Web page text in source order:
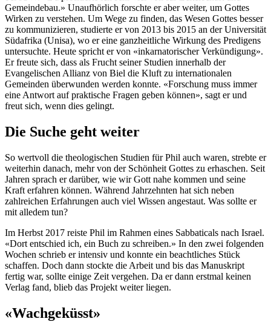
Gemeindebau.» Unaufhörlich forschte er aber weiter, um Gottes
Wirken zu verstehen. Um Wege zu finden, das Wesen Gottes besser
zu kommunizieren, studierte er von 2013 bis 2015 an der Universität
Südafrika (Unisa), wo er eine ganzheitliche Wirkung des Predigens
untersuchte. Heute spricht er von «inkarnatorischer Verkündigung».
Er freute sich, dass als Frucht seiner Studien innerhalb der
Evangelischen Allianz von Biel die Kluft zu internationalen
Gemeinden überwunden werden konnte. «Forschung muss immer
eine Antwort auf praktische Fragen geben können», sagt er und
freut sich, wenn dies gelingt.
Die Suche geht weiter
So wertvoll die theologischen Studien für Phil auch waren, strebte er
weiterhin danach, mehr von der Schönheit Gottes zu erhaschen. Seit
Jahren sprach er darüber, wie wir Gott nahe kommen und seine
Kraft erfahren können. Während Jahrzehnten hat sich neben
zahlreichen Erfahrungen auch viel Wissen angestaut. Was sollte er
mit alledem tun?
Im Herbst 2017 reiste Phil im Rahmen eines Sabbaticals nach Israel.
«Dort entschied ich, ein Buch zu schreiben.» In den zwei folgenden
Wochen schrieb er intensiv und konnte ein beachtliches Stück
schaffen. Doch dann stockte die Arbeit und bis das Manuskript
fertig war, sollte einige Zeit vergehen. Da er dann erstmal keinen
Verlag fand, blieb das Projekt weiter liegen.
«Wachgeküsst»